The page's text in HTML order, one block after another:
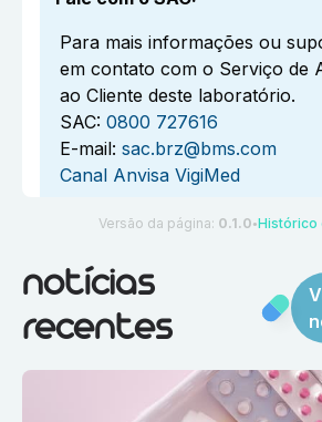
Para mais informações ou
em contato com o Serviço de
ao Cliente deste laboratório.
SAC: 0800 727616
E-mail: sac.brz@bms.com
Canal Anvisa VigiMed
Versão da página: 0.1.0 ●Histórico
notícias
recentes